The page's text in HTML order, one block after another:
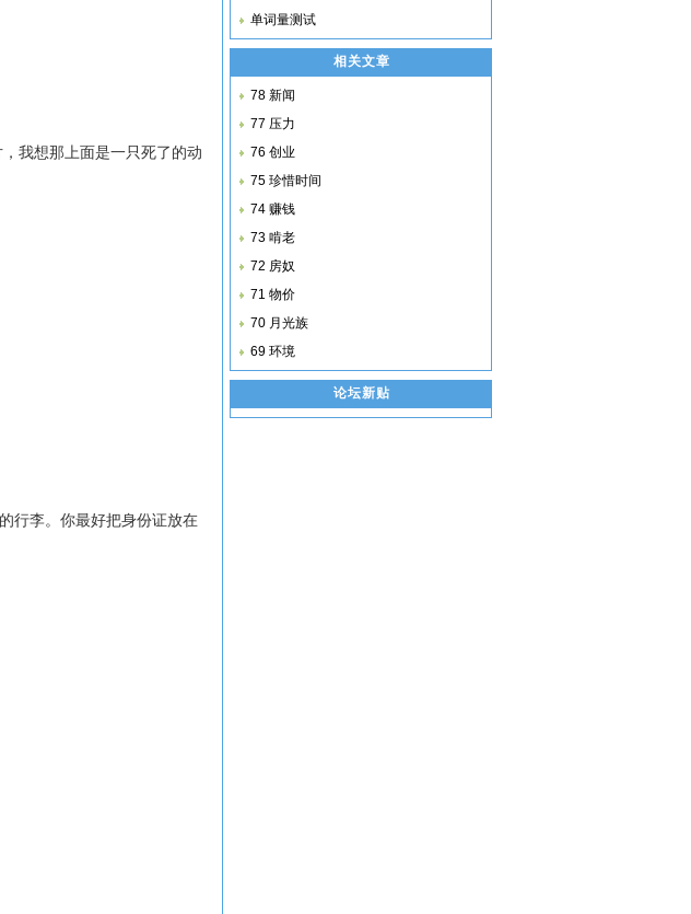
我想那上面是一只死了的动
行李。你最好把身份证放在
单词量测试
相关文章
78 新闻
77 压力
76 创业
75 珍惜时间
74 赚钱
73 啃老
72 房奴
71 物价
70 月光族
69 环境
论坛新贴